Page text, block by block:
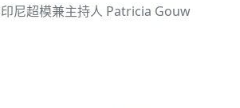
印尼超模兼主持人 Patricia Gouw